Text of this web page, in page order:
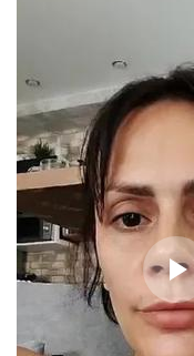
ChatApp